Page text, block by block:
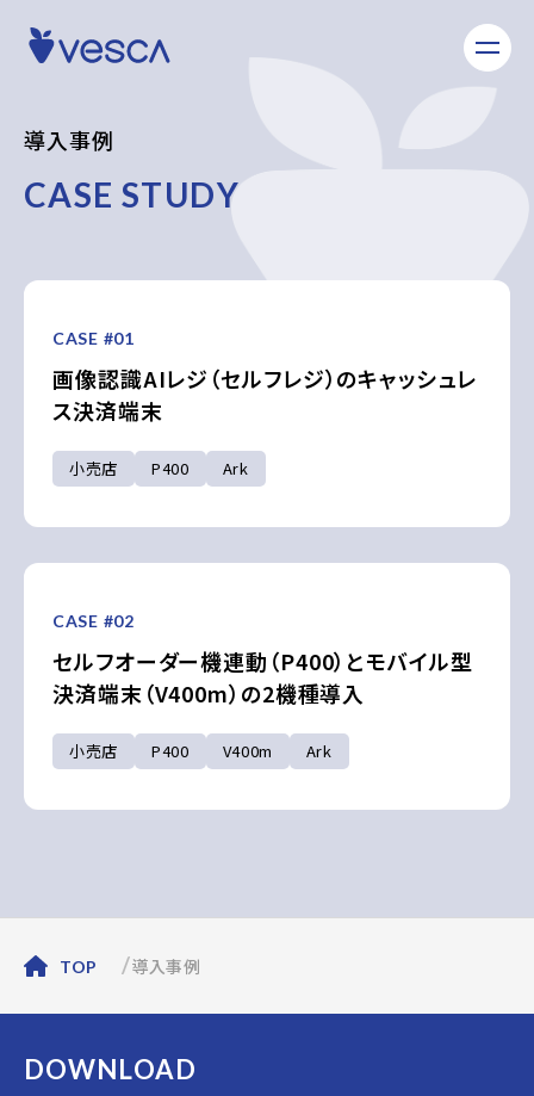
導入事例
CASE STUDY
CASE #01
画像認識AIレジ（セルフレジ）のキャッシュレ
ス決済端末
小売店 P400 Ark
CASE #02
セルフオーダー機連動（P400）とモバイル型
決済端末（V400m）の2機種導入
小売店 P400 V400m Ark
TOP 導入事例
DOWNLOAD